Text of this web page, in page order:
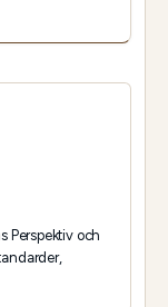
Perspektiv och